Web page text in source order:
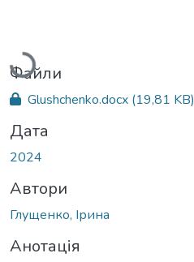
Вантажиться...
Файли
Glushchenko.docx (19,81 KB)
Дата
2024
Автори
Глущенко, Ірина
Анотація